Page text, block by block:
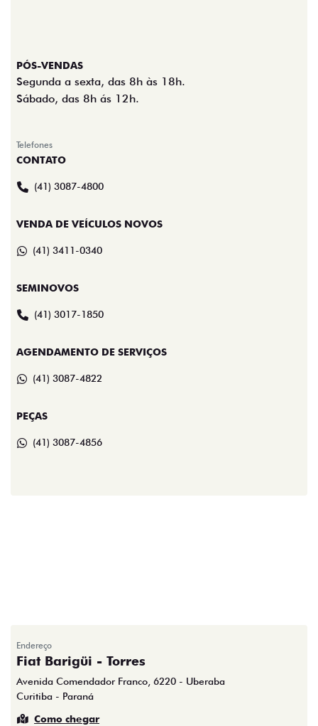
PÓS-VENDAS
Segunda a sexta, das 8h às 18h.
Sábado, das 8h ás 12h.
Telefones
CONTATO
(41) 3087-4800
VENDA DE VEÍCULOS NOVOS
(41) 3411-0340
SEMINOVOS
(41) 3017-1850
AGENDAMENTO DE SERVIÇOS
(41) 3087-4822
PEÇAS
(41) 3087-4856
Endereço
Fiat Barigüi - Torres
Avenida Comendador Franco, 6220 - Uberaba
Curitiba - Paraná
Como chegar